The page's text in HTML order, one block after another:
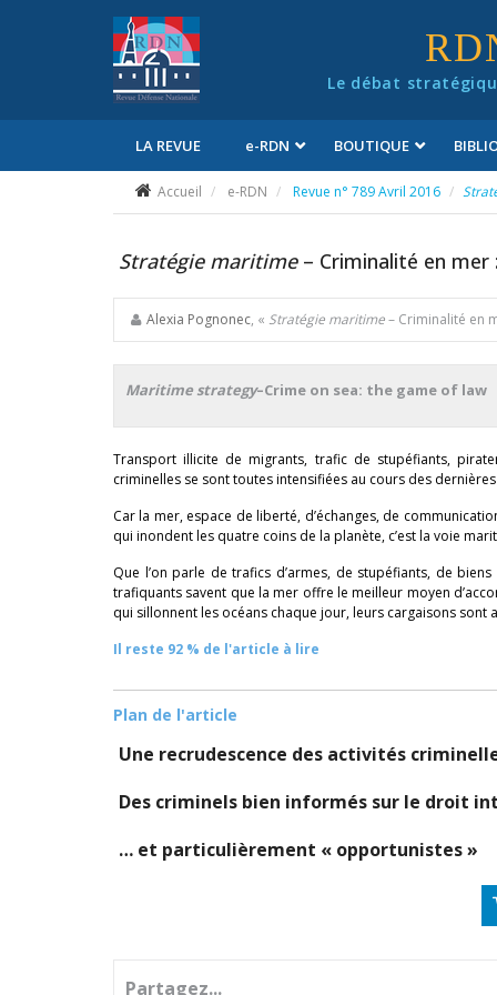
Le débat
LA REVUE e-RDN BOUTIQUE
Accueil e-RDN Revue n° 789 Avril 2016
Stratégie maritime– Criminalité en mer
Alexia Pognonec, « Stratégie maritime– Criminalité en
Maritime strategy–Crime on sea: the game of law
Transport illicite de migrants, trafic de stupéfiants,
criminelles se sont toutes intensifiées au cours des
Car la mer, espace de liberté, d’échanges, de
qui inondent les quatre coins de la planète, c’est la voie
Que l’on parle de trafics d’armes, de stupéfiants, de
trafiquants savent que la mer offre le meilleur moyen
qui sillonnent les océans chaque jour, leurs cargaisons sont
Il reste 92 % de l'article à lire
Plan de l'article
Une recrudescence des activités
Des criminels bien informés sur le droit
… et particulièrement « opportunistes »
Partagez...